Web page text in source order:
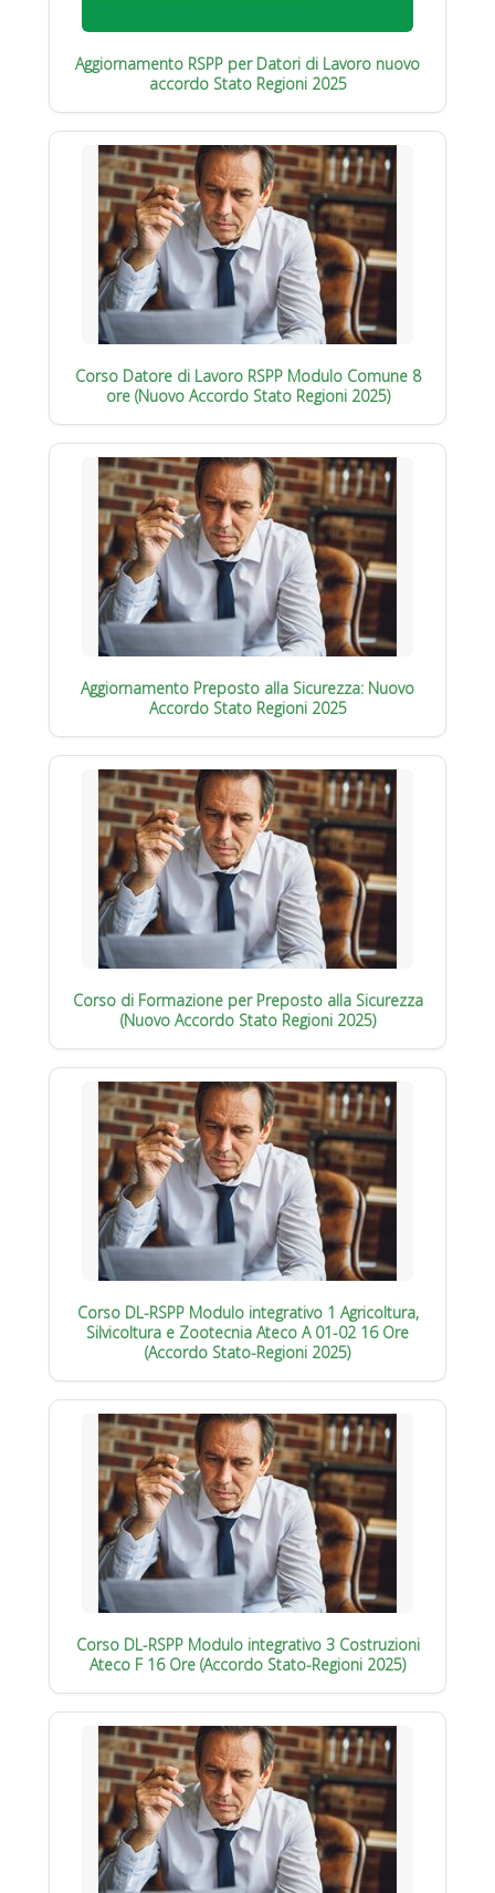
Aggiornamento RSPP per Datori di Lavoro nuovo
accordo Stato Regioni 2025
Corso Datore di Lavoro RSPP Modulo Comune 8
ore (Nuovo Accordo Stato Regioni 2025)
Aggiornamento Preposto alla Sicurezza: Nuovo
Accordo Stato Regioni 2025
Corso di Formazione per Preposto alla Sicurezza
(Nuovo Accordo Stato Regioni 2025)
Corso DL-RSPP Modulo integrativo 1 Agricoltura,
Silvicoltura e Zootecnia Ateco A 01-02 16 Ore
(Accordo Stato-Regioni 2025)
Corso DL-RSPP Modulo integrativo 3 Costruzioni
Ateco F 16 Ore (Accordo Stato-Regioni 2025)